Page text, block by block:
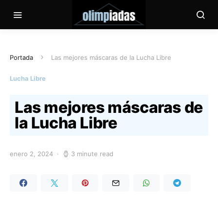
Portada Las mejores máscaras de la Lucha Libre
Lucha Libre
Las mejores máscaras de
la Lucha Libre
enero 2, 2024 3 minute read